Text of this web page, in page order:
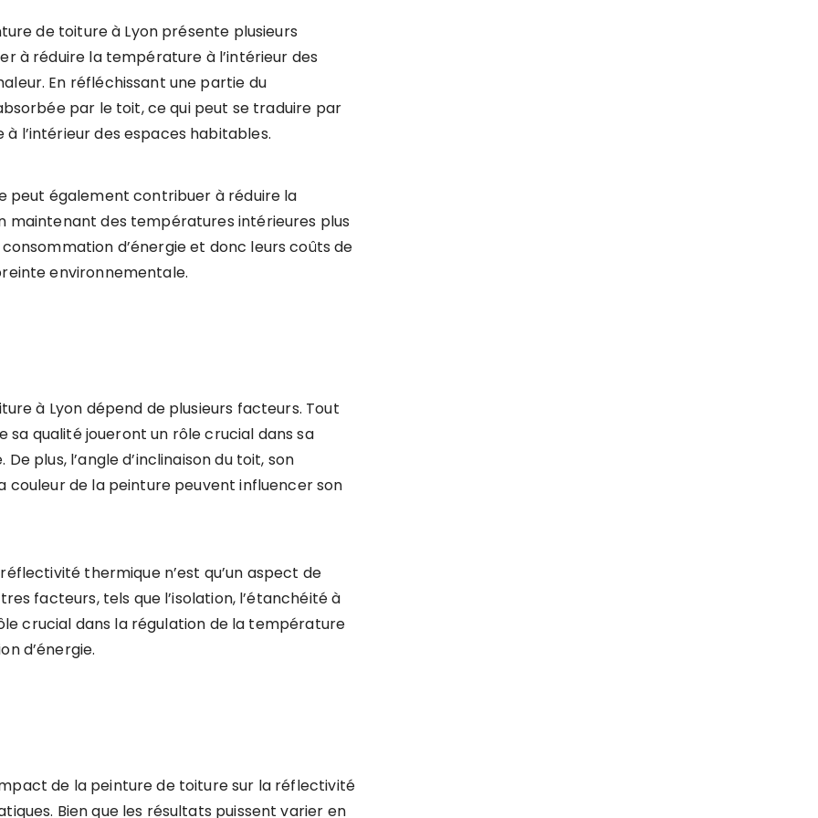
de toiture à Lyon présente plusieurs
à réduire la température à l’intérieur des
En réfléchissant une partie du
par le toit, ce qui peut se traduire par
l’intérieur des espaces habitables.
peut également contribuer à réduire la
maintenant des températures intérieures plus
d’énergie et donc leurs coûts de
environnementale.
à Lyon dépend de plusieurs facteurs. Tout
sa qualité joueront un rôle crucial dans sa
plus, l’angle d’inclinaison du toit, son
de la peinture peuvent influencer son
thermique n’est qu’un aspect de
facteurs, tels que l’isolation, l’étanchéité à
crucial dans la régulation de la température
d’énergie.
de la peinture de toiture sur la réflectivité
Bien que les résultats puissent varier en